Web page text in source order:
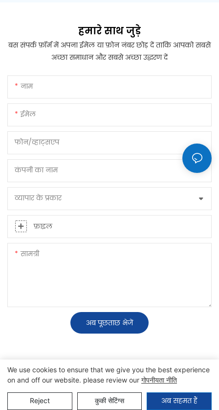
हमारे साथ जुड़े
बस संपर्क फ़ॉर्म में अपना ईमेल या फ़ोन नंबर छोड़ दें ताकि आपको सबसे
अच्छा समाधान और सबसे अच्छा उद्धरण दें
नाम
ईमेल
फोन/व्हाट्सएप
कंपनी का नाम
व्यापार के प्रकार
फ़ाइल
सामग्री
अब पूछताछ भेजें
कॉपीराइट © 2025 SINO | साइट मैप गोपनीयता नीति
We use cookies to ensure that we give you the best experience
on and off our website. please review our गोपनीयता नीति
Reject कुकी सेटिंग्स अब सहमत हैं